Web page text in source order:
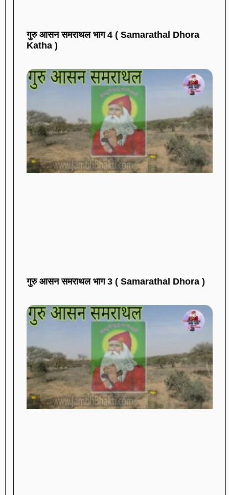
गुरु आसन समराथल भाग 4 ( Samarathal Dhora
Katha )
गुरु आसन समराथल भाग 3 ( Samarathal Dhora )